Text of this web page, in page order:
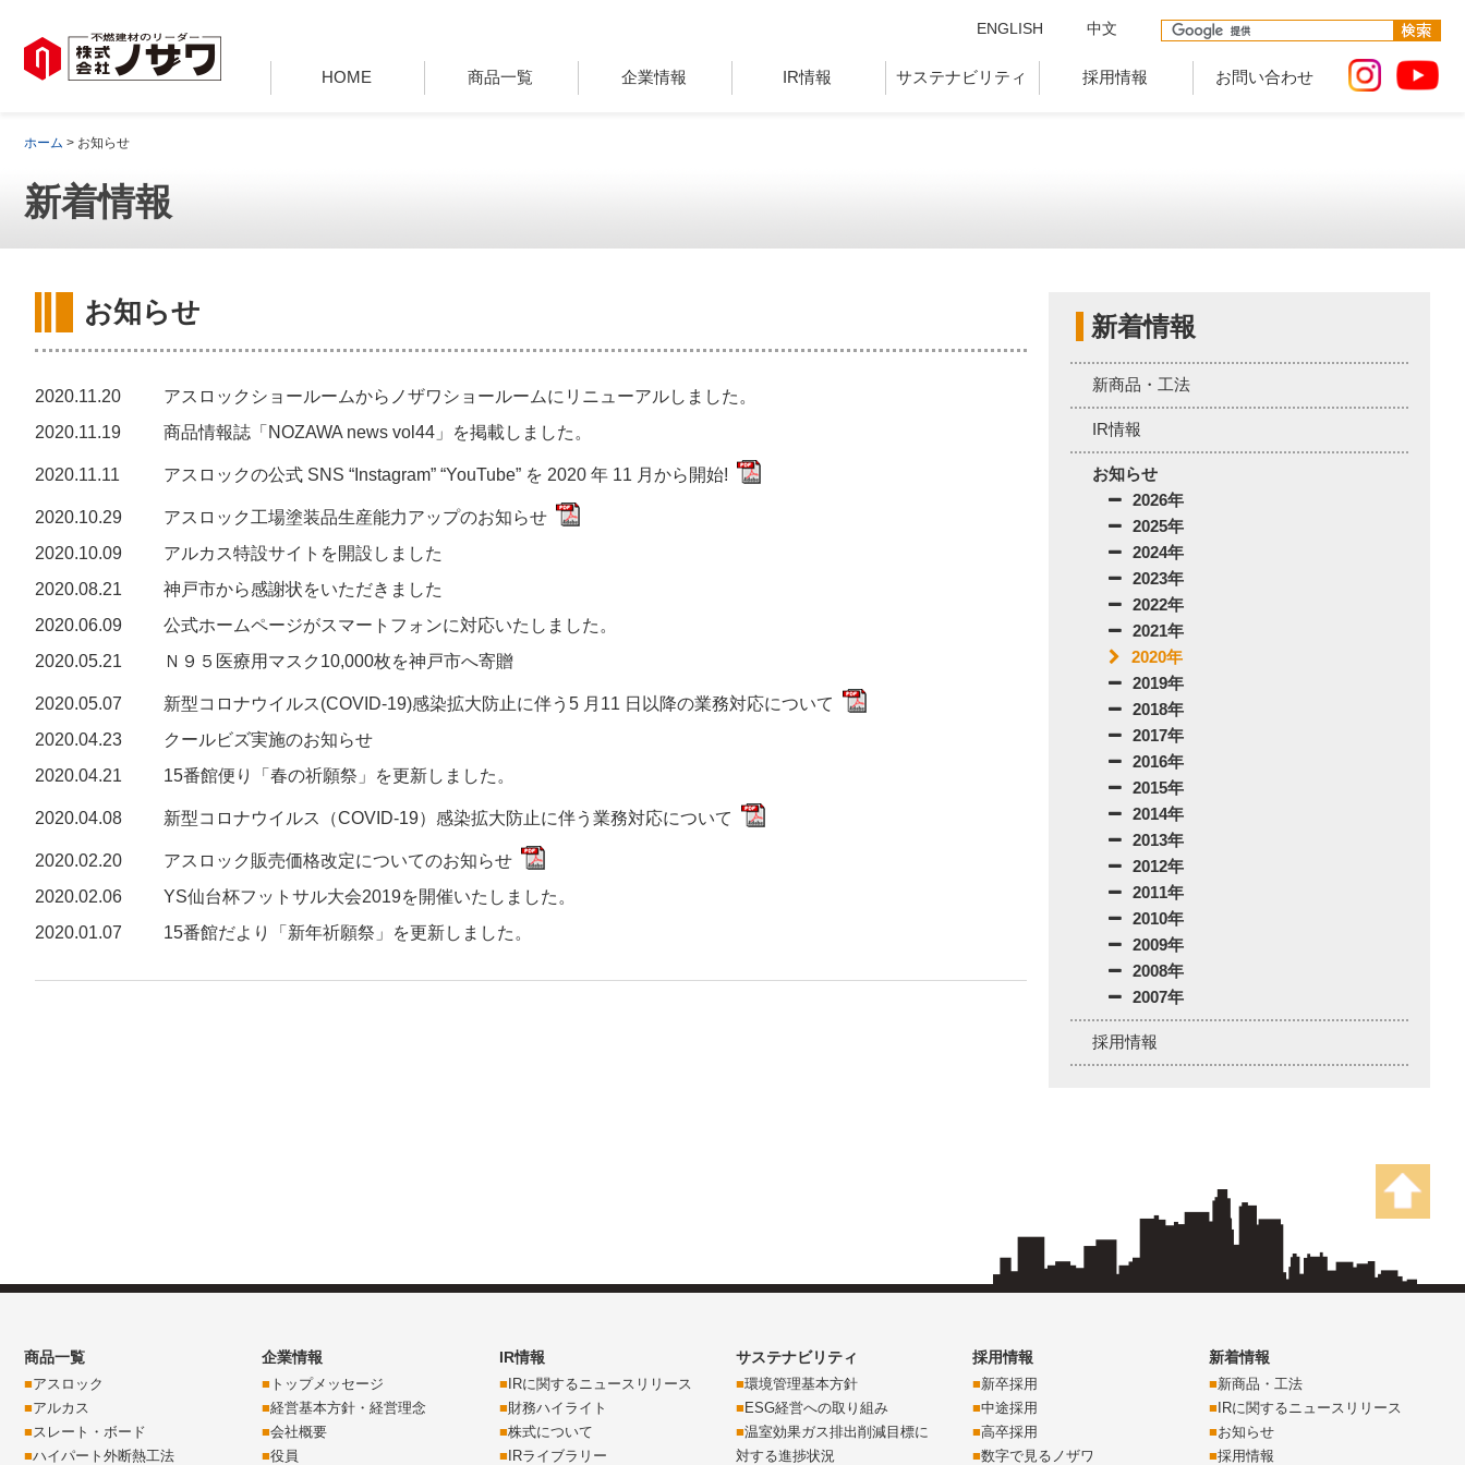
ENGLISH 中文
HOME 商品一覧 企業情報 IR情報 サステナビリティ 採用情報 お問い合わせ
ホーム > お知らせ
新着情報
新着情報
新商品・工法
IR情報
お知らせ
2026年
2025年
2024年
2023年
2022年
2021年
2020年
2019年
2018年
2017年
2016年
2015年
2014年
2013年
2012年
2011年
2010年
2009年
2008年
2007年
採用情報
お知らせ
2020.11.20
アスロックショールームからノザワショールームにリニューアルしました。
2020.11.19
商品情報誌「NOZAWA news vol44」を掲載しました。
2020.11.11 アスロックの公式 SNS “Instagram” “YouTube” を 2020 年 11 月から開始!
2020.10.29
アスロック工場塗装品生産能力アップのお知らせ
2020.10.09
アルカス特設サイトを開設しました
2020.08.21
神戸市から感謝状をいただきました
2020.06.09
公式ホームページがスマートフォンに対応いたしました。
2020.05.21
Ｎ９５医療用マスク10,000枚を神戸市へ寄贈
2020.05.07
新型コロナウイルス(COVID-19)感染拡大防止に伴う5 月11 日以降の業務対応について
2020.04.23
クールビズ実施のお知らせ
2020.04.21
15番館便り「春の祈願祭」を更新しました。
2020.04.08 新型コロナウイルス（COVID-19）感染拡大防止に伴う業務対応について
2020.02.20
アスロック販売価格改定についてのお知らせ
2020.02.06
YS仙台杯フットサル大会2019を開催いたしました。
2020.01.07
15番館だより「新年祈願祭」を更新しました。
商品一覧
アスロック
アルカス
スレート・ボード
ハイパート外断熱工法
企業情報
トップメッセージ
経営基本方針・経営理念
会社概要
役員
IR情報
IRに関するニュースリリース
財務ハイライト
株式について
IRライブラリー
サステナビリティ
環境管理基本方針
ESG経営への取り組み
温室効果ガス排出削減目標に
対する進捗状況
採用情報
新卒採用
中途採用
高卒採用
数字で見るノザワ
新着情報
新商品・工法
IRに関するニュースリリース
お知らせ
採用情報